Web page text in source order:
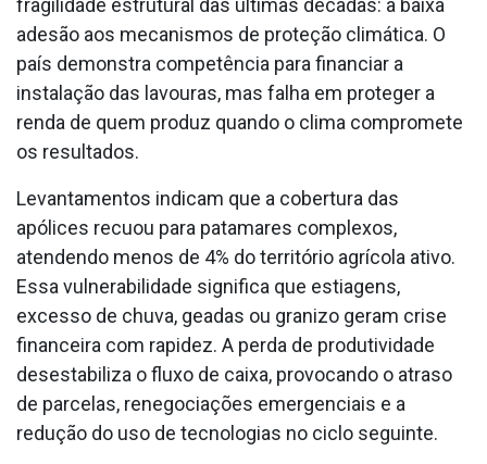
fragilidade estrutural das últimas décadas: a baixa
adesão aos mecanismos de proteção climática. O
país demonstra competência para financiar a
instalação das lavouras, mas falha em proteger a
renda de quem produz quando o clima compromete
os resultados.
Levantamentos indicam que a cobertura das
apólices recuou para patamares complexos,
atendendo menos de 4% do território agrícola ativo.
Essa vulnerabilidade significa que estiagens,
excesso de chuva, geadas ou granizo geram crise
financeira com rapidez. A perda de produtividade
desestabiliza o fluxo de caixa, provocando o atraso
de parcelas, renegociações emergenciais e a
redução do uso de tecnologias no ciclo seguinte.